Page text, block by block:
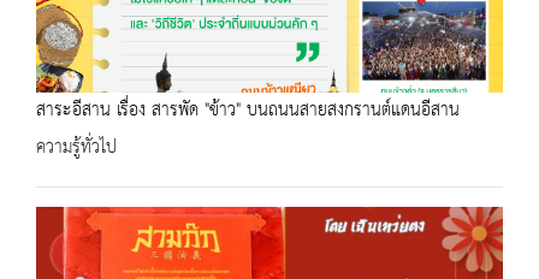
สาระอีสาน เรื่อง สารพัด "ข้าว" บนถนนสายสงกรานต์แดนอีสาน
ความรู้ทั่วไป